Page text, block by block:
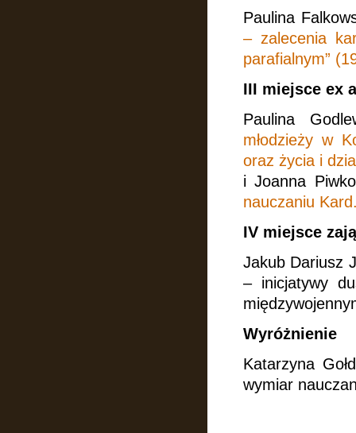
Paulina
– zalecenia
parafialnym”
III miejsce ex
Paulina
młodzieży w
oraz życia i
i Joanna
nauczaniu
IV miejsce
Jakub Dariusz
– inicjatywy
Wyróżnienie
Katarzyna
wymiar